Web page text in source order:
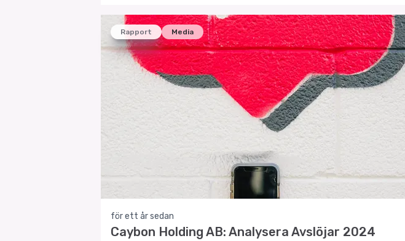
Rapport Media
för ett år sedan
Caybon Holding AB: Analysera Avslöjar 2024